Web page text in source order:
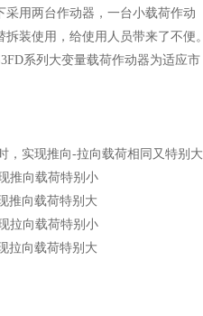
采用两台作动器，一台小载荷作动
装使用，给使用人员带来了不便。
系列大变量载荷作动器为适应市
，实现推向-拉向载荷相同又特别大
推向载荷特别小
推向载荷特别大
拉向载荷特别小
拉向载荷特别大